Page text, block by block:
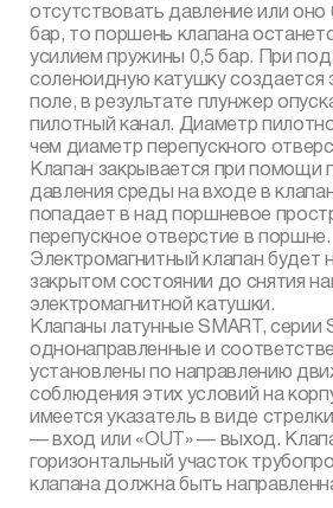
отсутствовать давление или оно
бар, то поршень клапана
усилием пружины 0,5 бар. При
соленоидную катушку создается
поле, в результате плунжер
пилотный канал. Диаметр
чем диаметр перепускного
Клапан закрывается при помощи
давления среды на входе в
попадает в над поршневое
перепускное отверстие в поршне.
Электромагнитный клапан будет
закрытом состоянии до снятия
электромагнитной катушки.
Клапаны латунные SMART, серии
однонаправленные и
установлены по направлению
соблюдения этих условий на
имеется указатель в виде
— вход или «OUT» — выход.
горизонтальный участок
клапана должна быть